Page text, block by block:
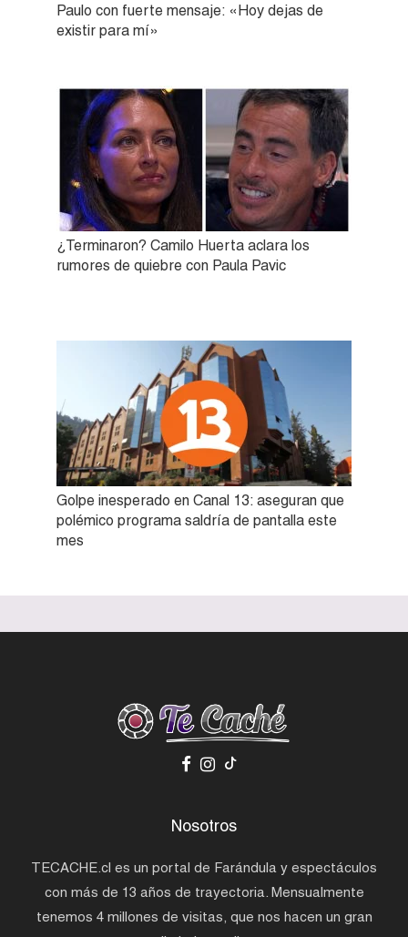
Paulo con fuerte mensaje: «Hoy dejas de
existir para mí»
¿Terminaron? Camilo Huerta aclara los
rumores de quiebre con Paula Pavic
Golpe inesperado en Canal 13: aseguran que
polémico programa saldría de pantalla este
mes
Nosotros
TECACHE.cl es un portal de Farándula y espectáculos
con más de 13 años de trayectoria. Mensualmente
tenemos 4 millones de visitas, que nos hacen un gran